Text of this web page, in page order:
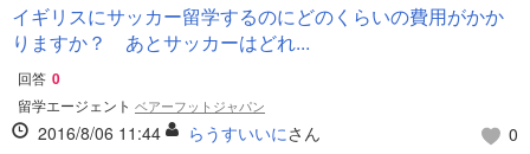
イギリスにサッカー留学するのにどのくらいの費用がかか
りますか？ あとサッカーはどれ...
回答 0
留学エージェント ベアーフットジャパン
2016/8/06 11:44 らうすいいにさん 0